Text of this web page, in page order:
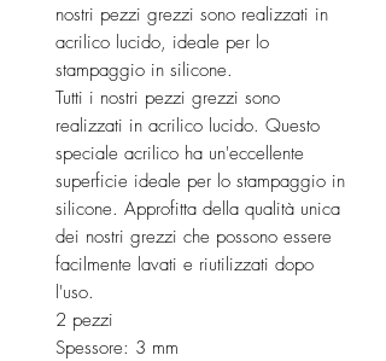
nostri pezzi grezzi sono realizzati in
acrilico lucido, ideale per lo
stampaggio in silicone.
Tutti i nostri pezzi grezzi sono
realizzati in acrilico lucido. Questo
speciale acrilico ha un'eccellente
superficie ideale per lo stampaggio in
silicone. Approfitta della qualità unica
dei nostri grezzi che possono essere
facilmente lavati e riutilizzati dopo
l'uso.
2 pezzi
Spessore: 3 mm